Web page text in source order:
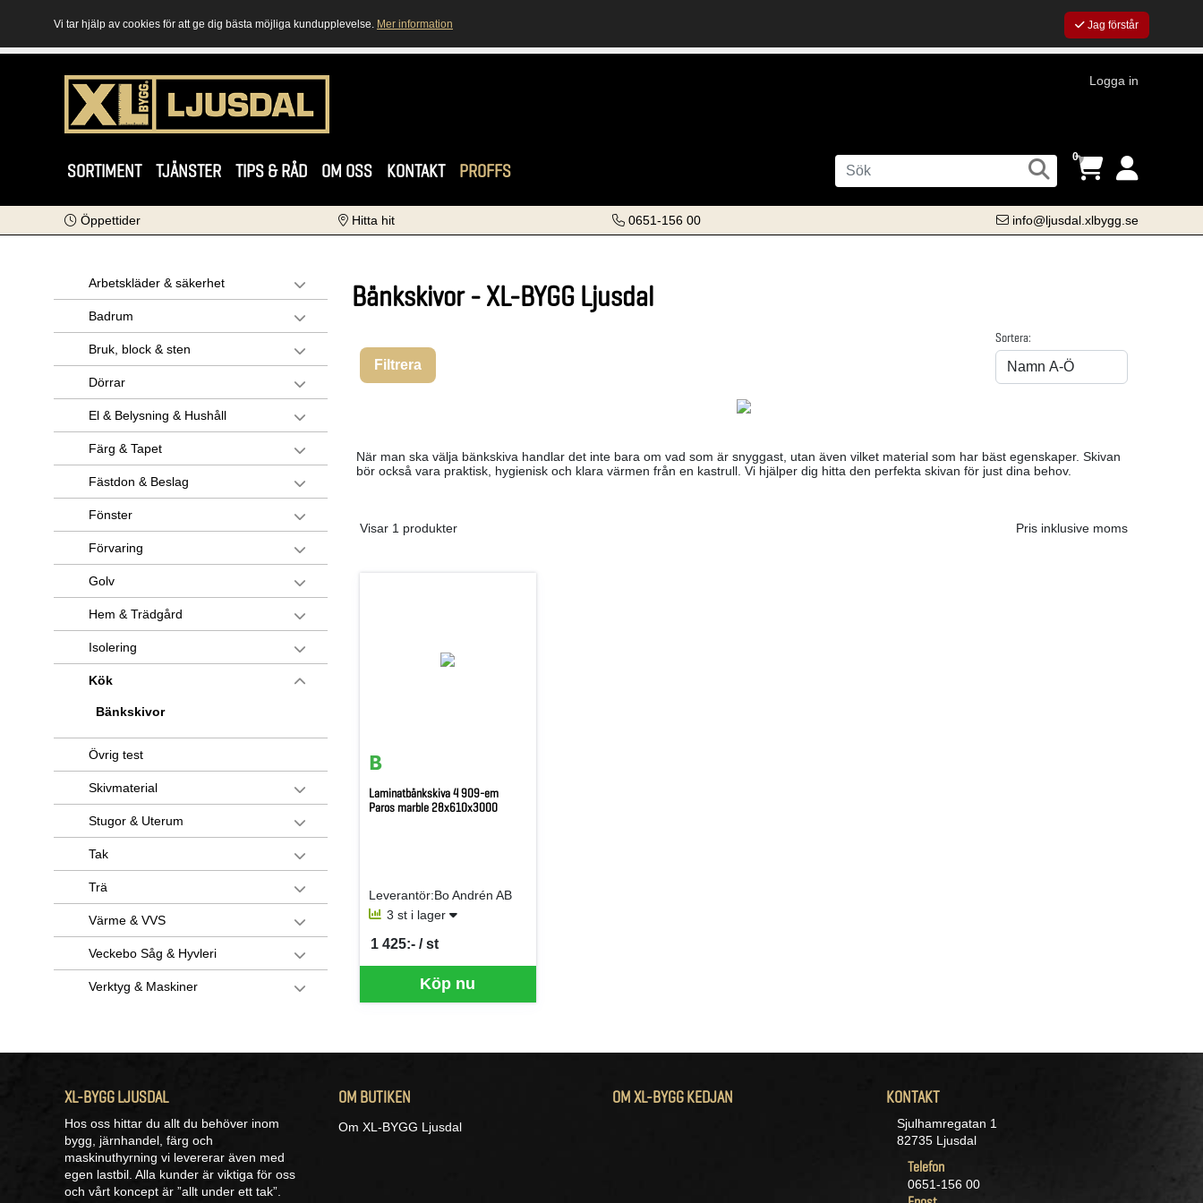
Vi tar hjälp av cookies för att ge dig bästa möjliga kundupplevelse. Mer information Jag förstår
Logga in
SORTIMENT TJÄNSTER TIPS & RÅD OM OSS KONTAKT PROFFS
0
Öppettider Hitta hit 0651-156 00 info@ljusdal.xlbygg.se
Arbetskläder & säkerhet
Badrum
Bruk, block & sten
Dörrar
El & Belysning & Hushåll
Färg & Tapet
Fästdon & Beslag
Fönster
Förvaring
Golv
Hem & Trädgård
Isolering
Kök
Bänkskivor
Övrig test
Skivmaterial
Stugor & Uterum
Tak
Trä
Värme & VVS
Veckebo Såg & Hyvleri
Verktyg & Maskiner
Bänkskivor - XL-BYGG Ljusdal
Filtrera
Sortera:
När man ska välja bänkskiva handlar det inte bara om vad som är snyggast, utan även vilket material som har bäst egenskaper. Skivan
bör också vara praktisk, hygienisk och klara värmen från en kastrull. Vi hjälper dig hitta den perfekta skivan för just dina behov.
Visar 1 produkter Pris inklusive moms
Laminatbänkskiva 4 909-em
Paros marble 28x610x3000
Leverantör:Bo Andrén AB
3 st i lager
Köp nu
1 425:- / st
SEK per ST
XL-BYGG LJUSDAL
Hos oss hittar du allt du behöver inom
bygg, järnhandel, färg och
maskinuthyrning vi levererar även med
egen lastbil. Alla kunder är viktiga för oss
och vårt koncept är ”allt under ett tak”.
OM BUTIKEN
Om XL-BYGG Ljusdal
OM XL-BYGG KEDJAN KONTAKT
Sjulhamregatan 1
82735 Ljusdal
Telefon
0651-156 00